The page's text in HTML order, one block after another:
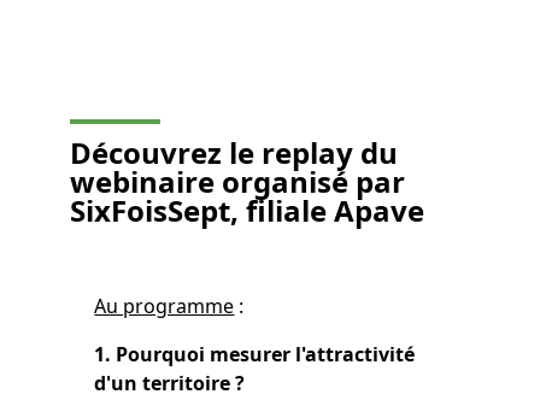
Découvrez le replay du
webinaire organisé par
SixFoisSept, filiale Apave
Au programme :
1. Pourquoi mesurer l'attractivité
d'un territoire ?